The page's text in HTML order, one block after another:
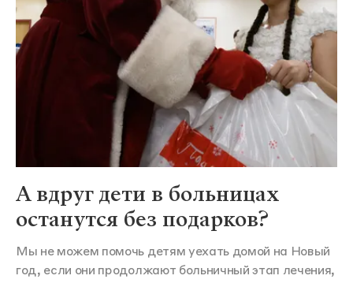
А вдруг дети в больницах
останутся без подарков?
Мы не можем помочь детям уехать домой на Новый
год, если они продолжают больничный этап лечения,